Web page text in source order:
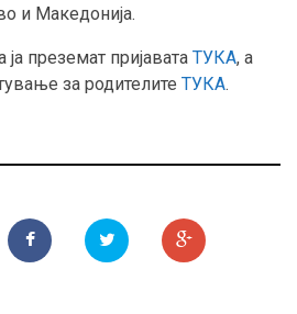
и Македонија.
преземат пријавата ТУКА, а
за родителите ТУКА.